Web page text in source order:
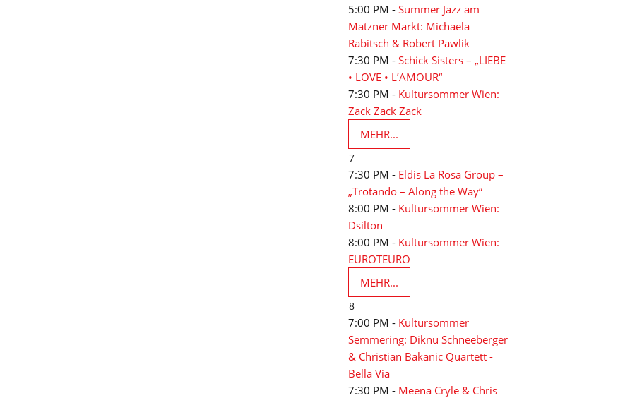
5:00 PM - Summer Jazz am
Matzner Markt: Michaela
Rabitsch & Robert Pawlik
7:30 PM - Schick Sisters – „LIEBE
• LOVE • L’AMOUR“
7:30 PM - Kultursommer Wien:
Zack Zack Zack
MEHR...
7
7:30 PM - Eldis La Rosa Group –
„Trotando – Along the Way“
8:00 PM - Kultursommer Wien:
Dsilton
8:00 PM - Kultursommer Wien:
EUROTEURO
MEHR...
8
7:00 PM - Kultursommer
Semmering: Diknu Schneeberger
& Christian Bakanic Quartett -
Bella Via
7:30 PM - Meena Cryle & Chris